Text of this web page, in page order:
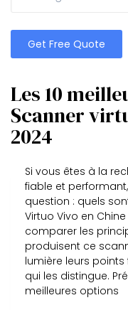
Get Free Quote
Les 10
Scanner
2024
Si vous êtes à la
fiable et
question : quels
Virtuo Vivo en
comparer les
produisent ce
lumière leurs
qui les distingue.
meilleures options